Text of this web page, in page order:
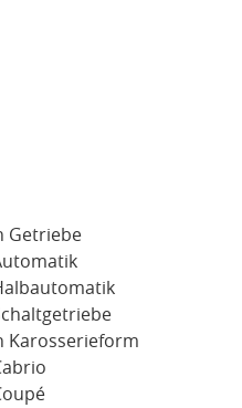
Getriebe
Karosserieform